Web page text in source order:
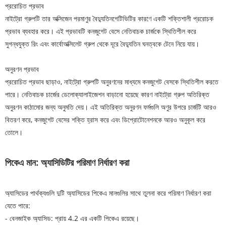
প্ররোচিত প্রভাব
নাইট্রো গ্রুপটি তার অক্সিজেন পরমাণুর বৈদ্যুতিনগেটিভিটির কারণে একটি শক্তিশালী প্ররোচক
প্রভাব ব্যবহার করে। এই প্রভাবটি কনজুগেট বেসে নেতিবাচক চার্জকে স্থিতিশীল করে
সুগন্ধযুক্ত রিং এবং কার্বোঅক্সিলেট গ্রুপ থেকে দূরে বৈদ্যুতিন ঘনত্বকে টেনে নিয়ে যায়।
অনুরণন প্রভাব
প্ররোচিত প্রভাব ছাড়াও, নাইট্রো গ্রুপটি অনুরণনের মাধ্যমে কনজুগেট বেসকে স্থিতিশীল করতে
পারে। নেতিবাচক চার্জের ডেলোক্যালাইজেশন বাড়ানো হয়েছে কারণ নাইট্রো গ্রুপ অতিরিক্ত
অনুরণন কাঠামোর জন্য অনুমতি দেয়। এই অতিরিক্ত অনুরণন ফর্মগুলি অণুর উপরে চার্জটি আরও
বিতরণ করে, কনজুগেট বেসের শক্তি হ্রাস করে এবং ডিপ্রোটোনেশনকে আরও অনুকূল করে
তোলে।
পিকেএ মান: অ্যাসিডিটির পরিমাণ নির্ধারণ করা
অ্যাসিডের পার্থক্যগুলি দুটি অ্যাসিডের পিকেএ মানগুলির সাথে তুলনা করে পরিমাণ নির্ধারণ করা
যেতে পারে:
- বেনজাইক অ্যাসিড: প্রায় 4.2 এর একটি পিকেএ রয়েছে।